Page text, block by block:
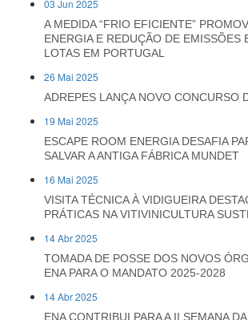
03 Jun 2025
A MEDIDA “FRIO EFICIENTE”
ENERGIA E REDUÇÃO DE EMISSÕES
LOTAS EM PORTUGAL
26 Mai 2025
ADREPES LANÇA NOVO CONCURSO
19 Mai 2025
ESCAPE ROOM ENERGIA DESAFIA
SALVAR A ANTIGA FÁBRICA MUNDET
16 Mai 2025
VISITA TÉCNICA À VIDIGUEIRA
PRÁTICAS NA VITIVINICULTURA
14 Abr 2025
TOMADA DE POSSE DOS NOVOS
ENA PARA O MANDATO 2025-2028
14 Abr 2025
ENA CONTRIBUI PARA A II SEMANA DA